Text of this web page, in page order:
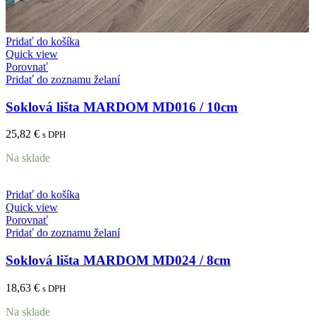
Pridať do košíka
Quick view
Porovnať
Pridať do zoznamu želaní
Soklová lišta MARDOM MD016 / 10cm
25,82 € s DPH
Na sklade
Pridať do košíka
Quick view
Porovnať
Pridať do zoznamu želaní
Soklová lišta MARDOM MD024 / 8cm
18,63 € s DPH
Na sklade